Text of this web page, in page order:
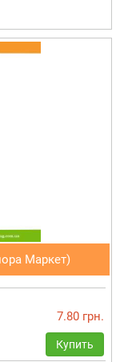
Маркет)
7.80 грн.
Купить